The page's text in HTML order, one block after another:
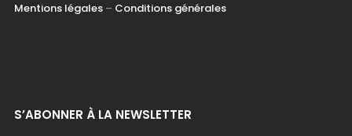
Mentions légales– Conditions générales
S’ABONNER À LA NEWSLETTER